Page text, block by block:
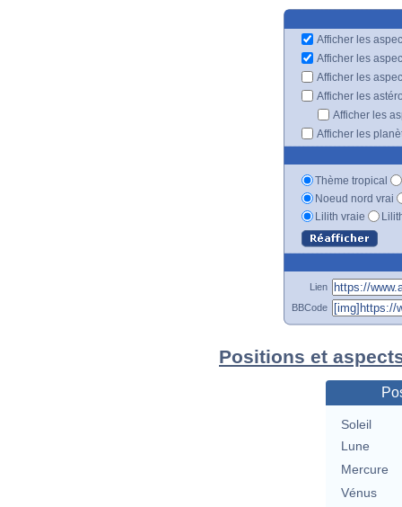
Afficher les
Afficher les
Afficher les
Afficher les
Afficher les
Afficher les
Thème tropical
Noeud nord vrai
Lilith vraie
Lien
BBCode
Positions et
Soleil
Lune
Mercure
Vénus